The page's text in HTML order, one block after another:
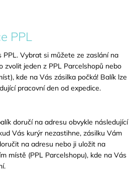
PPL
PPL. Vybrat si můžete ze zaslání na
zvolit jeden z PPL Parcelshopů nebo
kde na Vás zásilka počká! Balík lze
pracovní den od expedice.
doručí na adresu obvykle následující
Vás kurýr nezastihne, zásilku Vám
na adresu nebo ji uložit na
místě (PPL Parcelshopu), kde na Vás